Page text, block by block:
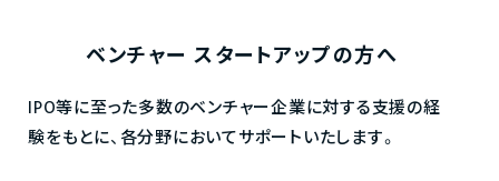
ベンチャー スタートアップの方へ
IPO等に至った多数のベンチャー企業に対する支援の経
験をもとに、各分野においてサポートいたします。